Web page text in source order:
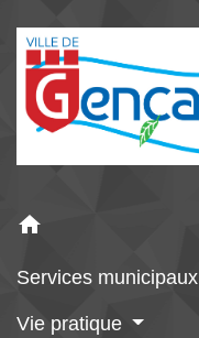
home
Services municipaux
Vie pratique